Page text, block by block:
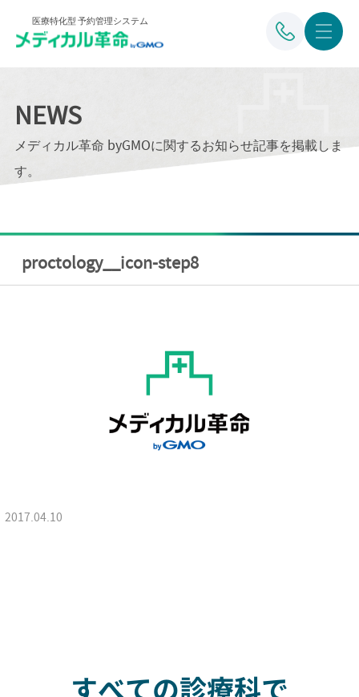
医療特化型 予約管理システム
NEWS
メディカル革命 byGMOに関するお知らせ記事を掲載しま
す。
proctology__icon-step8
2017.04.10
すべての診療科で